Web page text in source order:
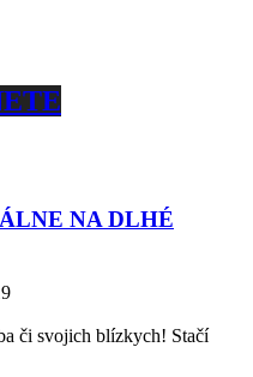
NA DLHÉ
či svojich blízkych! Stačí